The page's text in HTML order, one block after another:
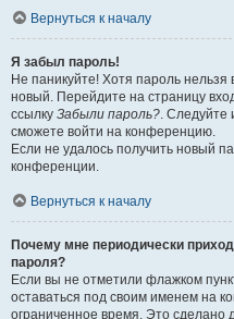
Вернуться к началу
Я забыл пароль!
Не паникуйте! Хотя пароль нельзя
новый. Перейдите на страницу
ссылку Забыли пароль?. Следуйте
сможете войти на конференцию.
Если не удалось получить новый
конференции.
Вернуться к началу
Почему мне периодически
пароля?
Если вы не отметили флажком
оставаться под своим именем на
ограниченное время. Это сделано